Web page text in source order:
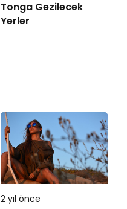
Tonga Gezilecek
Yerler
2 yıl önce